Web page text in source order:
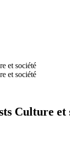
et société
et société
Culture et